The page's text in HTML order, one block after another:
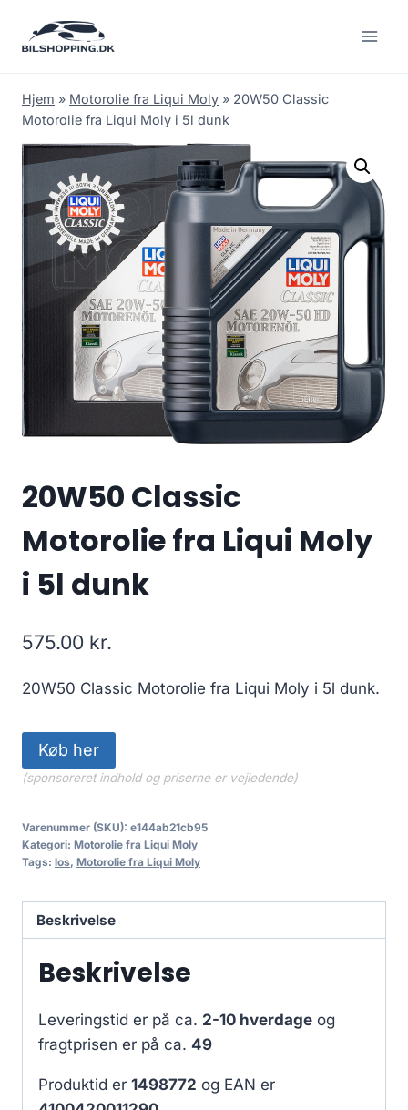
Hjem » Motorolie fra Liqui Moly » 20W50 Classic
Motorolie fra Liqui Moly i 5l dunk
20W50 Classic
Motorolie fra Liqui Moly
i 5l dunk
575.00 kr.
20W50 Classic Motorolie fra Liqui Moly i 5l dunk.
Køb her
(sponsoreret indhold og priserne er vejledende)
Varenummer (SKU): e144ab21cb95
Kategori: Motorolie fra Liqui Moly
Tags: los, Motorolie fra Liqui Moly
Beskrivelse
Beskrivelse
Leveringstid er på ca. 2-10 hverdage og
fragtprisen er på ca. 49
Produktid er 1498772 og EAN er